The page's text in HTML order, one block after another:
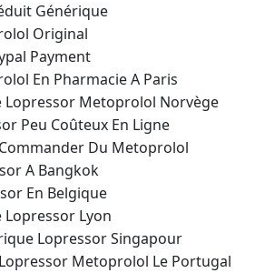
Générique
Original
Payment
En Pharmacie A Paris
Lopressor Metoprolol Norvège
Peu Coûteux En Ligne
Du Metoprolol
A Bangkok
En Belgique
Lopressor Lyon
Lopressor Singapour
Metoprolol Le Portugal